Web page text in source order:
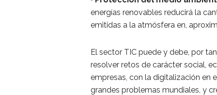
energías renovables reducirá la
emitidas a la atmósfera en,
El sector TIC puede y debe, por
resolver retos de carácter social,
empresas, con la digitalización en
grandes problemas mundiales, y